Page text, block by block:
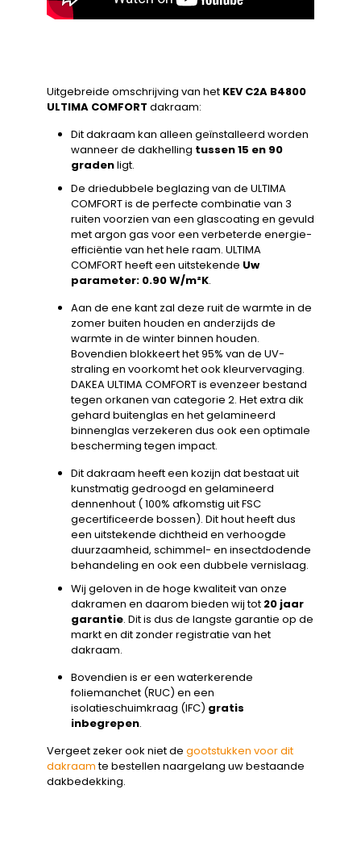
Uitgebreide omschrijving van het KEV C2A B4800
ULTIMA COMFORT dakraam:
Dit dakraam kan alleen geïnstalleerd worden
wanneer de dakhelling tussen 15 en 90
gradenligt.
De driedubbele beglazing van de ULTIMA
COMFORT is de perfecte combinatie van 3
ruiten voorzien van een glascoating en gevuld
met argon gas voor een verbeterde energie-
efficiëntie van het hele raam. ULTIMA
COMFORT heeft een uitstekende Uw
parameter: 0.90 W/m²K.
Aan de ene kant zal deze ruit de warmte in de
zomer buiten houden en anderzijds de
warmte in de winter binnen houden.
Bovendien blokkeert het 95% van de UV-
straling en voorkomt het ook kleurvervaging.
DAKEA ULTIMA COMFORT is evenzeer bestand
tegen orkanen van categorie 2. Het extra dik
gehard buitenglas en het gelamineerd
binnenglas verzekeren dus ook een optimale
bescherming tegen impact.
Dit dakraam heeft een kozijn dat bestaat uit
kunstmatig gedroogd en gelamineerd
dennenhout ( 100% afkomstig uit FSC
gecertificeerde bossen). Dit hout heeft dus
een uitstekende dichtheid en verhoogde
duurzaamheid, schimmel- en insectdodende
behandeling en ook een dubbele vernislaag.
Wij geloven in de hoge kwaliteit van onze
dakramen en daarom bieden wij tot 20 jaar
garantie. Dit is dus de langste garantie op de
markt en dit zonder registratie van het
dakraam.
Bovendien is er een waterkerende
foliemanchet (RUC) en een
isolatieschuimkraag (IFC) gratis
inbegrepen.
Vergeet zeker ook niet de gootstukken voor dit
dakraamte bestellen naargelang uw bestaande
dakbedekking.